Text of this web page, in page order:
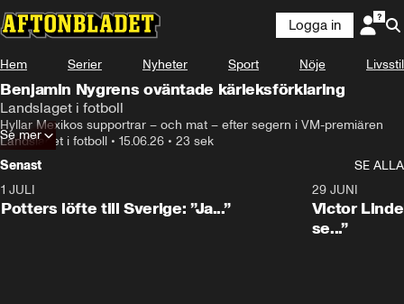
Logga in
Hem Serier Nyheter Sport Nöje Livsstil
Benjamin Nygrens oväntade kärleksförklaring
Landslaget i fotboll
Hyllar Mexikos supportrar – och mat – efter segern i VM-premiären
Landslaget i fotboll • 15.06.26 • 23 sek
Se mer
Senast
SE ALLA
1 JULI
Potters löfte till Sverige: ”Ja...”
29 JUNI
Victor
se...”